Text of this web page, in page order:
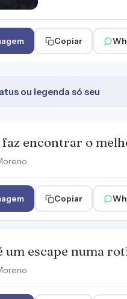
Copiar
ou legenda só seu
faz encontrar o
Copiar
um escape numa